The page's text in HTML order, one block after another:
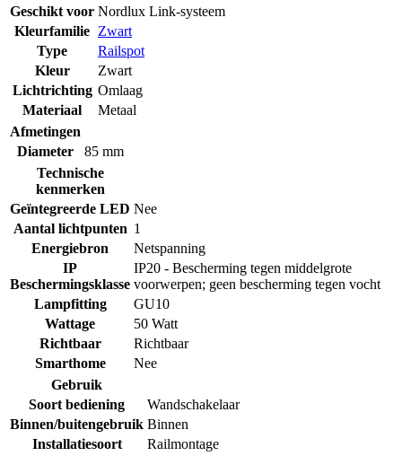
Geschikt voor Nordlux Link-systeem
Kleurfamilie Zwart
Type
Railspot
Kleur
Zwart
Lichtrichting Omlaag
Materiaal
Metaal
Afmetingen
Diameter
85 mm
Technische
kenmerken
Geïntegreerde LED Nee
Aantal lichtpunten 1
Energiebron
Netspanning
IP
Beschermingsklasse
IP20 - Bescherming tegen middelgrote
voorwerpen; geen bescherming tegen vocht
Lampfitting
GU10
Wattage
50 Watt
Richtbaar
Richtbaar
Smarthome
Nee
Gebruik
Soort bediening
Wandschakelaar
Binnen/buitengebruik Binnen
Installatiesoort
Railmontage